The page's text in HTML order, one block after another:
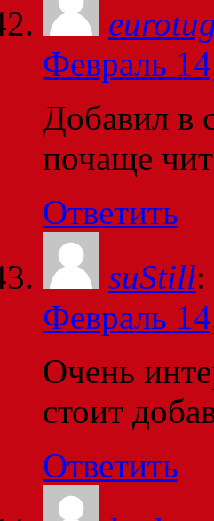
Февраль
Добавил в
почаще
Ответить
suStill:
Февраль
Очень
стоит
Ответить